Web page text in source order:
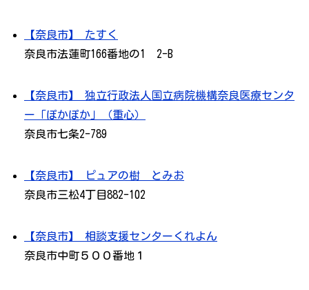
【奈良市】 たすく
奈良市法蓮町166番地の1 2-B
【奈良市】 独立行政法人国立病院機構奈良医療センタ
ー「ぽかぽか」（重心）
奈良市七条2-789
【奈良市】 ピュアの樹 とみお
奈良市三松4丁目882-102
【奈良市】 相談支援センターくれよん
奈良市中町５００番地１